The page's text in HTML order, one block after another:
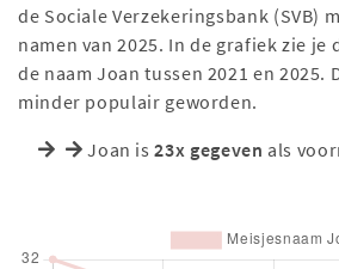
de Sociale Verzekeringsbank (SVB)
namen van 2025. In de grafiek zie
de naam Joan tussen 2021 en 2025.
minder populair geworden.
Joan is23x gegeven als